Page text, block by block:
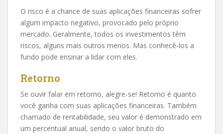
O risco é a chance de suas aplicações financeiras sofrer
algum impacto negativo, provocado pelo próprio
mercado. Geralmente, todos os investimentos têm
riscos, alguns mais outros menos. Mas conhecê-los a
fundo pode ensinar a lidar com eles.
Retorno
Se ouvir falar em retorno, alegre-se! Retorno é quanto
você ganha com suas aplicações financeiras. Também
chamado de rentabilidade, seu valor é demonstrado em
um percentual anual, sendo o valor bruto do